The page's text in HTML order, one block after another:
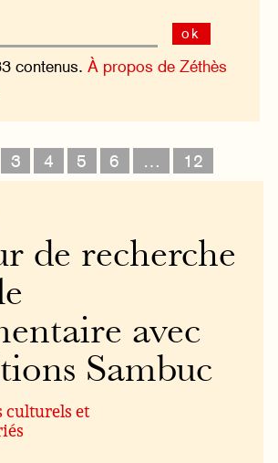
ok
contenus.À propos de Zéthès
3 4 5 6 … 12
de recherche
avec
Sambuc
culturels et